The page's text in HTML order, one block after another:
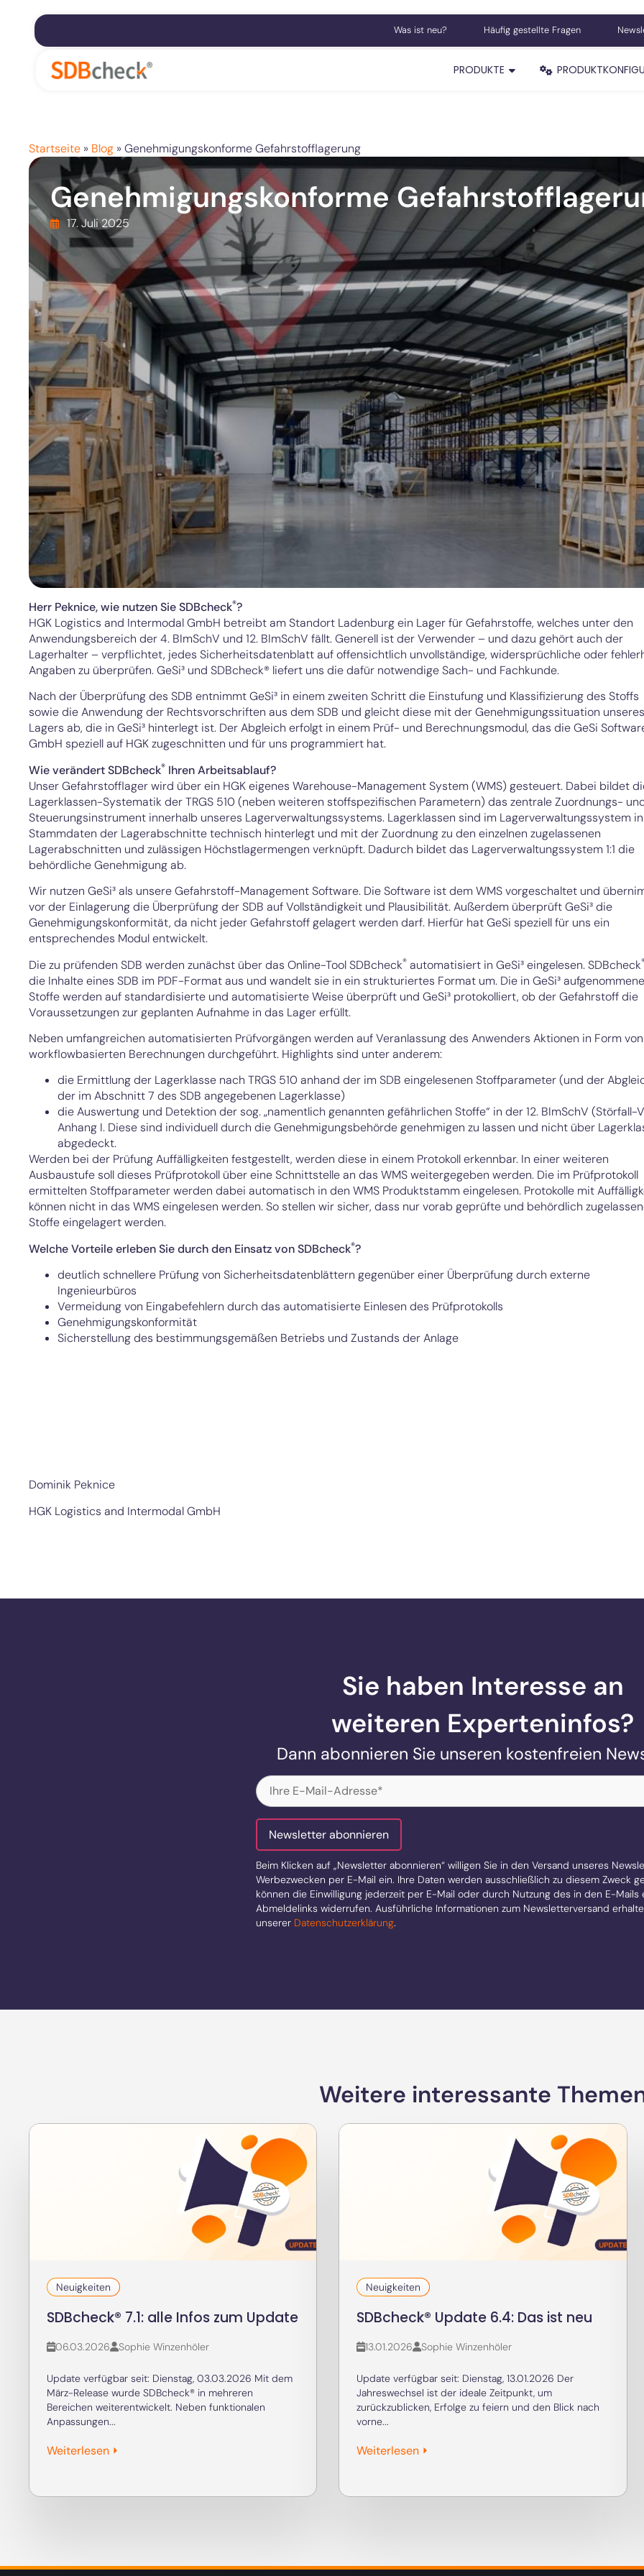
Was ist neu? Häufig gestellte Fragen
PRODUKTE
Startseite » Blog » Genehmigungskonforme Gefahrstofflagerung
Genehmigungskonforme
17. Juli 2025
Herr Peknice, wie nutzen Sie SDBcheck®?
HGK Logistics and Intermodal GmbH betreibt am Standort Ladenburg ein Lager für Gefahrstoffe, welches unter den
Anwendungsbereich der 4. BImSchV und 12. BImSchV fällt. Generell ist der Verwender – und dazu gehört auch der
Lagerhalter – verpflichtet, jedes Sicherheitsdatenblatt auf offensichtlich unvollständige, widersprüchliche oder
Angaben zu überprüfen.GeSi³ und SDBcheck® liefert uns die dafür notwendige Sach- und Fachkunde.
Nach der Überprüfung des SDB entnimmt GeSi³ in einem zweiten Schritt die Einstufung und Klassifizierung des Stoffs
sowie die Anwendung der Rechtsvorschriften aus dem SDB und gleicht diese mit der Genehmigungssituation unseres
Lagers ab, die in GeSi³ hinterlegt ist. Der Abgleich erfolgt in einem Prüf- und Berechnungsmodul, das die GeSi
GmbH speziell auf HGK zugeschnitten und für uns programmiert hat.
Wie verändert SDBcheck® Ihren Arbeitsablauf?
Unser Gefahrstofflager wird über ein HGK eigenes Warehouse-Management System (WMS) gesteuert. Dabei bildet
Lagerklassen-Systematik der TRGS 510 (neben weiteren stoffspezifischen Parametern) das zentrale Zuordnungs-
Steuerungsinstrument innerhalb unseres Lagerverwaltungssystems. Lagerklassen sind im Lagerverwaltungssystem
Stammdaten der Lagerabschnitte technisch hinterlegt und mit der Zuordnung zu den einzelnen zugelassenen
Lagerabschnitten und zulässigen Höchstlagermengen verknüpft. Dadurch bildet das Lagerverwaltungssystem 1:1 die
behördliche Genehmigung ab.
Wir nutzen GeSi³als unsere Gefahrstoff-Management Software. Die Software ist dem WMS vorgeschaltet und
vor der Einlagerung die Überprüfung der SDB auf Vollständigkeit und Plausibilität. Außerdem überprüft GeSi³ die
Genehmigungskonformität, da nicht jeder Gefahrstoff gelagert werden darf. Hierfür hat GeSi speziell für uns ein
entsprechendes Modul entwickelt.
Die zu prüfenden SDB werden zunächst über das Online-Tool SDBcheck® automatisiert in GeSi³ eingelesen. SDBcheck
die Inhalte eines SDB im PDF-Format aus und wandelt sie in ein strukturiertes Format um. Die in GeSi³
Stoffe werden auf standardisierte und automatisierte Weise überprüft und GeSi³ protokolliert, ob der Gefahrstoff die
Voraussetzungen zur geplanten Aufnahme in das Lager erfüllt.
Neben umfangreichen automatisierten Prüfvorgängen werden auf Veranlassung des Anwenders Aktionen in Form von
workflowbasierten Berechnungen durchgeführt. Highlights sind unter anderem:
die Ermittlung der Lagerklasse nach TRGS 510 anhand der im SDB eingelesenen Stoffparameter (und der
der im Abschnitt 7 des SDB angegebenen Lagerklasse)
die Auswertung und Detektion der sog. „namentlich genannten gefährlichen Stoffe“ in der 12. BImSchV (Störfall-
Anhang I. Diese sind individuell durch die Genehmigungsbehörde genehmigen zu lassen und nicht über
abgedeckt.
Werden bei der Prüfung Auffälligkeiten festgestellt, werden diese in einem Protokoll erkennbar. In einer weiteren
Ausbaustufe soll dieses Prüfprotokoll über eine Schnittstelle an das WMS weitergegeben werden. Die im Prüfprotokoll
ermittelten Stoffparameter werden dabei automatisch in den WMS Produktstamm eingelesen. Protokolle mit
können nicht in das WMS eingelesen werden. So stellen wir sicher, dass nur vorab geprüfte und behördlich
Stoffe eingelagert werden.
Welche Vorteile erleben Sie durch den Einsatz von SDBcheck®?
deutlich schnellere Prüfung von Sicherheitsdatenblättern gegenüber einer Überprüfung durch externe
Ingenieurbüros
Vermeidung von Eingabefehlern durch das automatisierte Einlesen des Prüfprotokolls
Genehmigungskonformität
Sicherstellung des bestimmungsgemäßen Betriebs und Zustands der Anlage
Sie haben Interesse an
Beim Klicken auf „Newsletter abonnieren“ willigen Sie in den Versand unseres
Werbezwecken per E-Mail ein. Ihre Daten werden ausschließlich zu diesem Zweck
können die Einwilligung jederzeit per E-Mail oder durch Nutzung des in den E-Mails
Abmeldelinks widerrufen. Ausführliche Informationen zum Newsletterversand
unsererDatenschutzerklärung
Weitere interessante
SDBcheck® 7.1: alle Infos zum Update
Update verfügbar seit: Dienstag, 03.03.2026 Mit dem
März-Release wurde SDBcheck® in mehreren
Bereichen weiterentwickelt. Neben funktionalen
SDBcheck® Update 6.4: Das ist neu
Update verfügbar seit: Dienstag, 13.01.2026 Der
Jahreswechsel ist der ideale Zeitpunkt, um
zurückzublicken, Erfolge zu feiern und den Blick nach
REGISTRIEREN
Gefahrstoffverzeichnis
Blog